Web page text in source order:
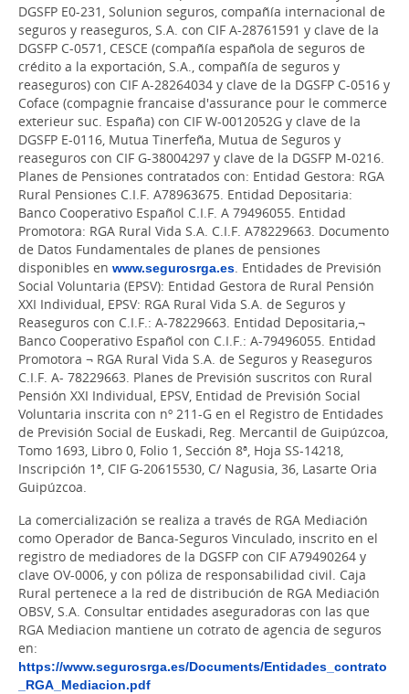
DGSFP E0-231, Solunion seguros, compañía internacional de
seguros y reaseguros, S.A. con CIF A-28761591 y clave de la
DGSFP C-0571, CESCE (compañía española de seguros de
crédito a la exportación, S.A., compañía de seguros y
reaseguros) con CIF A-28264034 y clave de la DGSFP C-0516 y
Coface (compagnie francaise d'assurance pour le commerce
exterieur suc. España) con CIF W-0012052G y clave de la
DGSFP E-0116, Mutua Tinerfeña, Mutua de Seguros y
reaseguros con CIF G-38004297 y clave de la DGSFP M-0216.
Planes de Pensiones contratados con: Entidad Gestora: RGA
Rural Pensiones C.I.F. A78963675. Entidad Depositaria:
Banco Cooperativo Español C.I.F. A 79496055. Entidad
Promotora: RGA Rural Vida S.A. C.I.F. A78229663. Documento
de Datos Fundamentales de planes de pensiones
disponibles en www.segurosrga.es. Entidades de Previsión
Social Voluntaria (EPSV): Entidad Gestora de Rural Pensión
XXI Individual, EPSV: RGA Rural Vida S.A. de Seguros y
Reaseguros con C.I.F.: A-78229663. Entidad Depositaria,¬
Banco Cooperativo Español con C.I.F.: A-79496055. Entidad
Promotora ¬ RGA Rural Vida S.A. de Seguros y Reaseguros
C.I.F. A- 78229663. Planes de Previsión suscritos con Rural
Pensión XXI Individual, EPSV, Entidad de Previsión Social
Voluntaria inscrita con nº 211-G en el Registro de Entidades
de Previsión Social de Euskadi, Reg. Mercantil de Guipúzcoa,
Tomo 1693, Libro 0, Folio 1, Sección 8ª, Hoja SS-14218,
Inscripción 1ª, CIF G-20615530, C/ Nagusia, 36, Lasarte Oria
Guipúzcoa.
La comercialización se realiza a través de RGA Mediación
como Operador de Banca-Seguros Vinculado, inscrito en el
registro de mediadores de la DGSFP con CIF A79490264 y
clave OV-0006, y con póliza de responsabilidad civil. Caja
Rural pertenece a la red de distribución de RGA Mediación
OBSV, S.A. Consultar entidades aseguradoras con las que
RGA Mediacion mantiene un cotrato de agencia de seguros
en:
https://www.segurosrga.es/Documents/Entidades_contrato
_RGA_Mediacion.pdf